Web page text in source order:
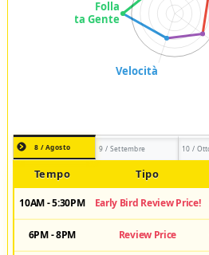
8 / Agosto 9 / Settembre 10 /
Tempo Tipo
10AM - 5:30PM Early Bird Review Price!
6PM - 8PM Review Price